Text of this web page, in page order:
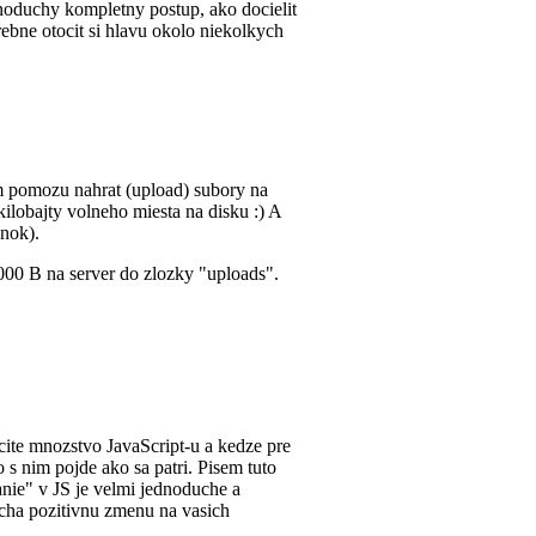
kompletny postup, ako docielit
otocit si hlavu okolo niekolkych
nahrat (upload) subory na
volneho miesta na disku :) A
B na server do zlozky "uploads".
mnozstvo JavaScript-u a kedze pre
nim pojde ako sa patri. Pisem tuto
v JS je velmi jednoduche a
pozitivnu zmenu na vasich